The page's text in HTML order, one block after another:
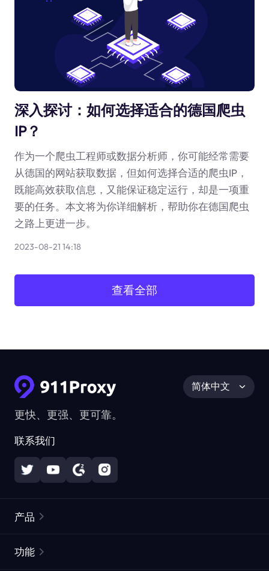
深入探讨：如何选择适合的德国爬虫
IP？
作为一个爬虫工程师或数据分析师，你可能经常需要
从德国的网站获取数据，但如何选择合适的爬虫IP，
既能高效获取信息，又能保证稳定运行，却是一项重
要的任务。本文将为你详细解析，帮助你在德国爬虫
之路上更进一步。
2023-08-21 14:18
查看全部
更快、更强、更可靠。
联系我们
简体中文
产品
功能